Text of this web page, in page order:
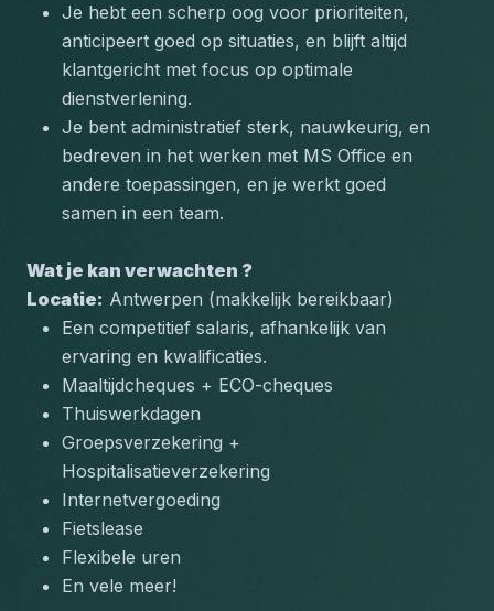
Je hebt een scherp oog voor prioriteiten,
anticipeert goed op situaties, en blijft altijd
klantgericht met focus op optimale
dienstverlening.
Je bent administratief sterk, nauwkeurig, en
bedreven in het werken met MS Office en
andere toepassingen, en je werkt goed
samen in een team.
Wat je kan verwachten ?
Locatie: Antwerpen (makkelijk bereikbaar)
Een competitief salaris, afhankelijk van
ervaring en kwalificaties.
Maaltijdcheques + ECO-cheques
Thuiswerkdagen
Groepsverzekering +
Hospitalisatieverzekering
Internetvergoeding
Fietslease
Flexibele uren
En vele meer!